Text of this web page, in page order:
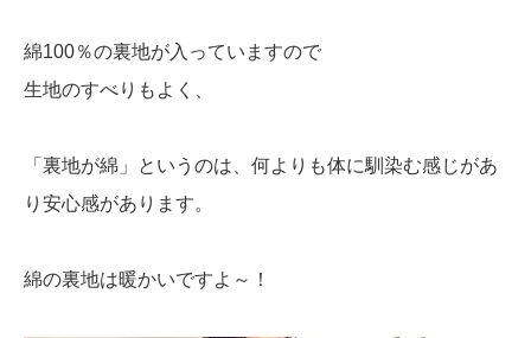
綿100％の裏地が入っていますので
生地のすべりもよく、
「裏地が綿」というのは、何よりも体に馴染む感じがあ
り安心感があります。
綿の裏地は暖かいですよ～！